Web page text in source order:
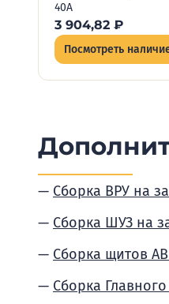
40А
3 904,82 ₽
Посмотреть
Сборка ВРУ на
Сборка ШУЗ на
Сборка щитов
Сборка